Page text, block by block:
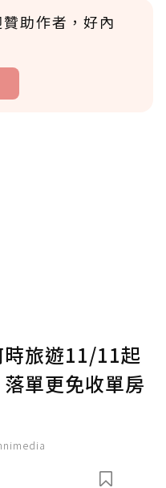
助作者，好內
確認送出
；前往 購買點數
時旅遊11/11起
單更免收單房